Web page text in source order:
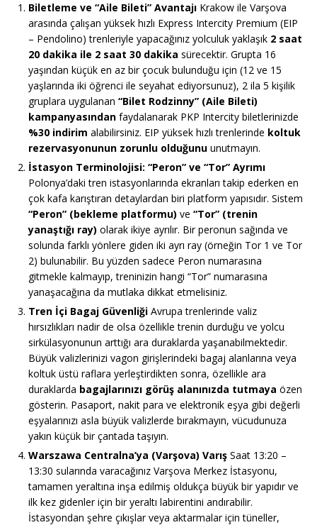
Biletleme ve “Aile Bileti” Avantajı Krakow ile Varşova
arasında çalışan yüksek hızlı Express Intercity Premium (EIP
– Pendolino) trenleriyle yapacağınız yolculuk yaklaşık 2 saat
20 dakika ile 2 saat 30 dakika sürecektir. Grupta 16
yaşından küçük en az bir çocuk bulunduğu için (12 ve 15
yaşlarında iki öğrenci ile seyahat ediyorsunuz), 2 ila 5 kişilik
gruplara uygulanan “Bilet Rodzinny” (Aile Bileti)
kampanyasından faydalanarak PKP Intercity biletlerinizde
%30 indirim alabilirsiniz. EIP yüksek hızlı trenlerinde koltuk
rezervasyonunun zorunlu olduğunu unutmayın.
İstasyon Terminolojisi: “Peron” ve “Tor” Ayrımı
Polonya’daki tren istasyonlarında ekranları takip ederken en
çok kafa karıştıran detaylardan biri platform yapısıdır. Sistem
“Peron” (bekleme platformu) ve “Tor” (trenin
yanaştığı ray) olarak ikiye ayrılır. Bir peronun sağında ve
solunda farklı yönlere giden iki ayrı ray (örneğin Tor 1 ve Tor
2) bulunabilir. Bu yüzden sadece Peron numarasına
gitmekle kalmayıp, treninizin hangi “Tor” numarasına
yanaşacağına da mutlaka dikkat etmelisiniz.
Tren İçi Bagaj Güvenliği Avrupa trenlerinde valiz
hırsızlıkları nadir de olsa özellikle trenin durduğu ve yolcu
sirkülasyonunun arttığı ara duraklarda yaşanabilmektedir.
Büyük valizlerinizi vagon girişlerindeki bagaj alanlarına veya
koltuk üstü raflara yerleştirdikten sonra, özellikle ara
duraklarda bagajlarınızı görüş alanınızda tutmaya özen
gösterin. Pasaport, nakit para ve elektronik eşya gibi değerli
eşyalarınızı asla büyük valizlerde bırakmayın, vücudunuza
yakın küçük bir çantada taşıyın.
Warszawa Centralna’ya (Varşova) Varış Saat 13:20 –
13:30 sularında varacağınız Varşova Merkez İstasyonu,
tamamen yeraltına inşa edilmiş oldukça büyük bir yapıdır ve
ilk kez gidenler için bir yeraltı labirentini andırabilir.
İstasyondan şehre çıkışlar veya aktarmalar için tüneller,